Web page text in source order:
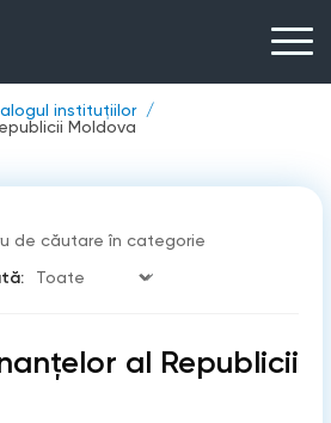
instituțiilor
Moldova
de căutare în categorie
al Republicii